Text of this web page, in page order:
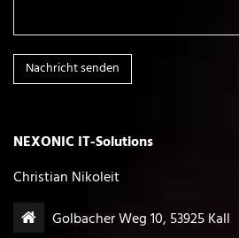
Nachricht senden
NEXONIC IT-Solutions
Christian Nikoleit
Golbacher Weg 10, 53925 Kall